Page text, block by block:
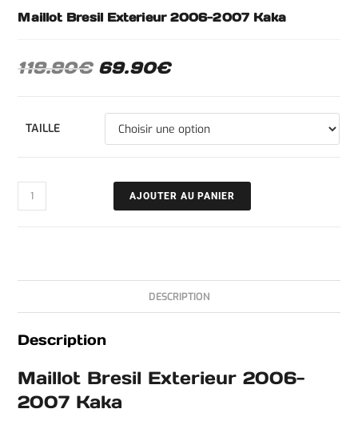
Maillot Bresil Exterieur 2006-2007 Kaka
119.90€ 69.90€
TAILLE
AJOUTER AU PANIER
DESCRIPTION
Description
Maillot Bresil Exterieur 2006-
2007 Kaka